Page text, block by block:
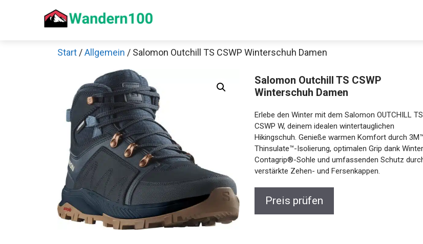
Start /Allgemein / Salomon Outchill TS CSWP Winterschuh Damen
Salomon Outchill TS CSWP
Winterschuh Damen
Erlebe den Winter mit dem Salomon OUTCHILL TS
CSWP W, deinem idealen wintertauglichen
Hikingschuh. Genieße warmen Komfort durch 3M™
Thinsulate™-Isolierung, optimalen Grip dank Winter
Contagrip®-Sohle und umfassenden Schutz durch
verstärkte Zehen- und Fersenkappen.
Preis prüfen
Jetzt anschauen